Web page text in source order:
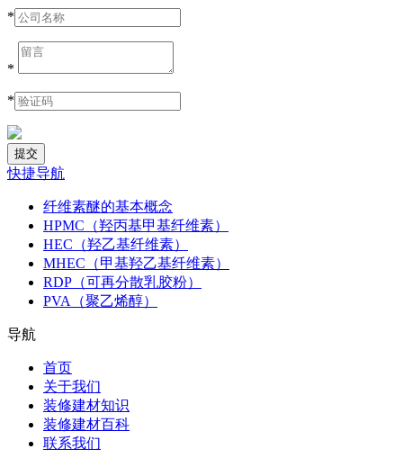
*
*
*
快捷导航
纤维素醚的基本概念
HPMC（羟丙基甲基纤维素）
HEC（羟乙基纤维素）
MHEC（甲基羟乙基纤维素）
RDP（可再分散乳胶粉）
PVA（聚乙烯醇）
导航
首页
关于我们
装修建材知识
装修建材百科
联系我们